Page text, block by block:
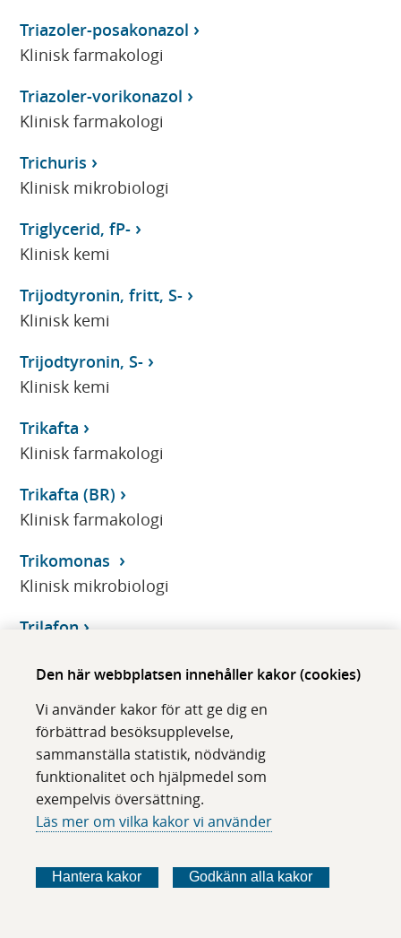
Den här webbplatsen innehåller kakor (cookies)
Vi använder kakor för att ge dig en
förbättrad besöksupplevelse,
sammanställa statistik, nödvändig
funktionalitet och hjälpmedel som
exempelvis översättning.
Läs mer om vilka kakor vi använder
Hantera kakor Godkänn alla kakor
Triazoler-posakonazol
Klinisk farmakologi
Triazoler-vorikonazol
Klinisk farmakologi
Trichuris
Klinisk mikrobiologi
Triglycerid, fP-
Klinisk kemi
Trijodtyronin, fritt, S-
Klinisk kemi
Trijodtyronin, S-
Klinisk kemi
Trikafta
Klinisk farmakologi
Trikafta (BR)
Klinisk farmakologi
Trikomonas
Klinisk mikrobiologi
Trilafon
Klinisk farmakologi
TRIM21/Ro52
Klinisk immunologi/transfusionsmedicin
Trimetoprim, P-/S-
Trimonil